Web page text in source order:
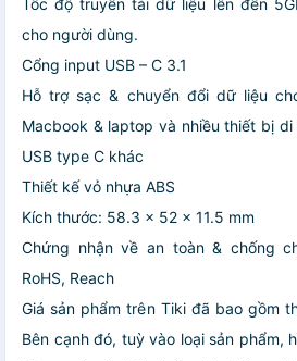
cho người dùng.
Cổng input USB – C 3.1
Hỗ trợ sạc & chuyển đổi dữ liệu
Macbook & laptop và nhiều thiết bị
USB type C khác
Thiết kế vỏ nhựa ABS
Kích thước: 58.3 x 52 x 11.5 mm
Chứng nhận về an toàn & chống
RoHS, Reach
Giá sản phẩm trên Tiki đã bao gồm
Bên cạnh đó, tuỳ vào loại sản phẩm,